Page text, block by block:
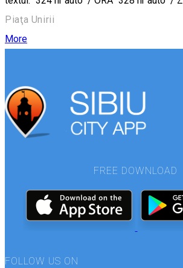
Piaţa Unirii
More
FREE DOWNLOAD
FOLLOW US ON